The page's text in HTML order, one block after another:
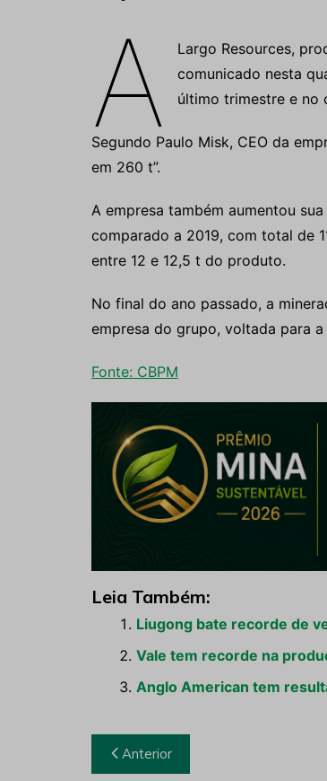
A
Largo Resources,
comunicado nesta
último trimestre e no
Segundo Paulo Misk, CEO da
em 260 t”.
A empresa também aumentou
comparado a 2019, com total de
entre 12 e 12,5 t do produto.
No final do ano passado, a
empresa do grupo, voltada para
Fonte: CBPM
Leia Também:
Liugong bate recorde de
Vale tem recorde na
Anglo American tem
Navegação
Anterior